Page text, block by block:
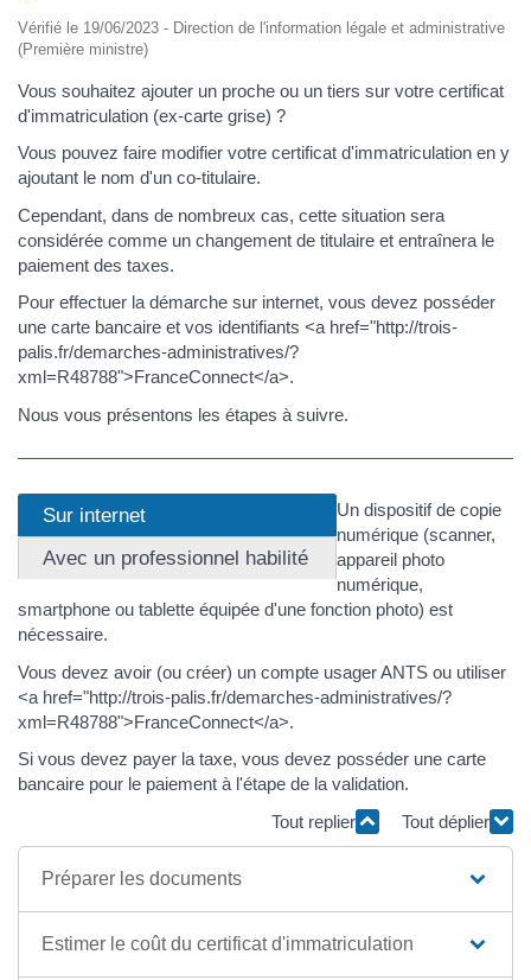
Vérifié le 19/06/2023 - Direction de l'information légale et administrative
(Première ministre)
Vous souhaitez ajouter un proche ou un tiers sur votre certificat
d'immatriculation (ex-carte grise) ?
Vous pouvez faire modifier votre certificat d'immatriculation en y
ajoutant le nom d'un co-titulaire.
Cependant, dans de nombreux cas, cette situation sera
considérée comme un changement de titulaire et entraînera le
paiement des taxes.
Pour effectuer la démarche sur internet, vous devez posséder
une carte bancaire et vos identifiants <a href="http://trois-
palis.fr/demarches-administratives/?
xml=R48788">FranceConnect</a>.
Nous vous présentons les étapes à suivre.
Sur internet
Avec un professionnel habilité
Un dispositif de copie
numérique (scanner,
appareil photo
numérique,
smartphone ou tablette équipée d'une fonction photo) est
nécessaire.
Vous devez avoir (ou créer) un compte usager ANTS ou utiliser
<a href="http://trois-palis.fr/demarches-administratives/?
xml=R48788">FranceConnect</a>.
Si vous devez payer la taxe, vous devez posséder une carte
bancaire pour le paiement à l'étape de la validation.
Tout replier
Tout déplier
Préparer les documents
Estimer le coût du certificat d'immatriculation